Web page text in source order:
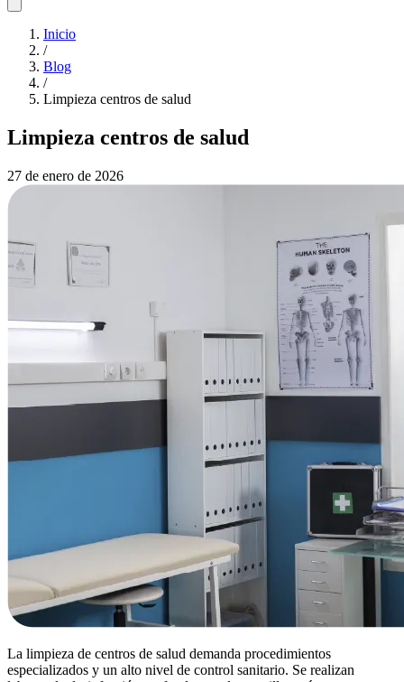
Inicio
/
Blog
/
Limpieza centros de salud
Limpieza centros de salud
27 de enero de 2026
La limpieza de centros de salud demanda procedimientos
especializados y un alto nivel de control sanitario. Se realizan